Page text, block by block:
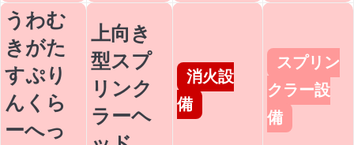
うわむ
きがた
すぷり
んくら
ーへっ
上向き
型スプ
リンク
ラーヘ
消火設
備
スプリン
クラー設
備